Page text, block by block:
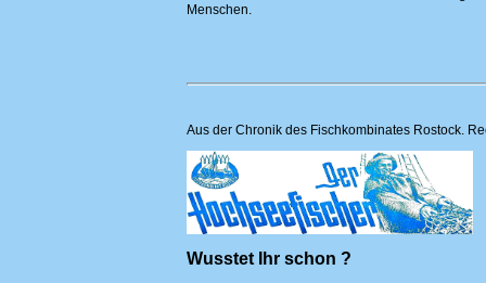
Menschen.
Aus der Chronik des Fischkombinates Rostock.
Wusstet Ihr schon ?